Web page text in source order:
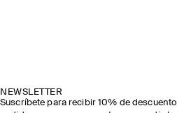
NEWSLETTER
Suscríbete para recibir 10% de